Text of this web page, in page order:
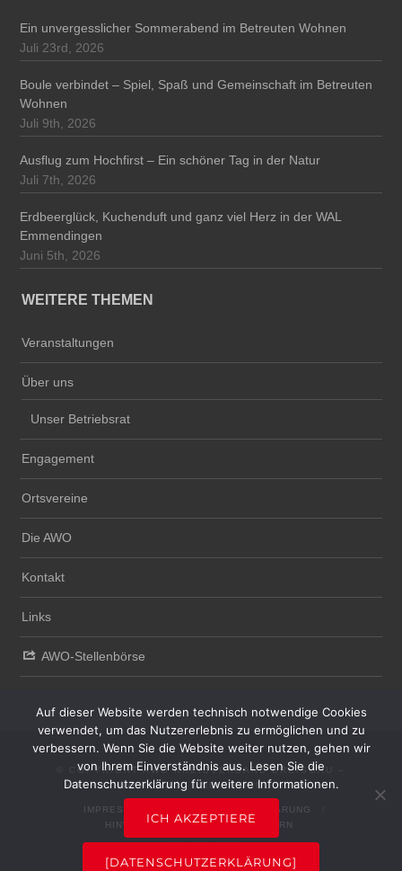
Ein unvergesslicher Sommerabend im Betreuten Wohnen
Juli 23rd, 2026
Boule verbindet – Spiel, Spaß und Gemeinschaft im Betreuten
Wohnen
Juli 9th, 2026
Ausflug zum Hochfirst – Ein schöner Tag in der Natur
Juli 7th, 2026
Erdbeerglück, Kuchenduft und ganz viel Herz in der WAL
Emmendingen
Juni 5th, 2026
WEITERE THEMEN
Veranstaltungen
Über uns
Unser Betriebsrat
Engagement
Ortsvereine
Die AWO
Kontakt
Links
AWO-Stellenbörse
© COPYRIGHT AWO KREISVERBAND BREISGAU –
HOCHSCHWARZWALD UND EMMENDINGEN E.V.
IMPRESSUM
DATENSCHUTZERKLÄRUNG
HINWEISGEBERSYSTEM
INTERN
Auf dieser Website werden technisch notwendige Cookies
verwendet, um das Nutzererlebnis zu ermöglichen und zu
verbessern. Wenn Sie die Website weiter nutzen, gehen wir
von Ihrem Einverständnis aus. Lesen Sie die
Datenschutzerklärung für weitere Informationen.
ICH AKZEPTIERE
[DATENSCHUTZERKLÄRUNG]